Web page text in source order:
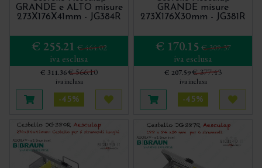
GRANDE e ALTO misure
273X176X41mm - JG384R
€ 255.21 € 464.02
iva esclusa
€ 311.36€ 566.10
iva inclusa
Aggiungi al carrello
-45%
Acquista più tardi
GRANDE misure
273X176X30mm - JG381R
€ 170.15 € 309.37
iva esclusa
€ 207.59€ 377.43
iva inclusa
Aggiungi al carrello
-45%